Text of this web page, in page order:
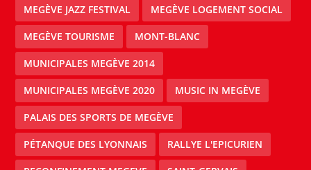
MEGÈVE JAZZ FESTIVAL MEGÈVE LOGEMENT SOCIAL
MEGÈVE TOURISME MONT-BLANC
MUNICIPALES MEGÈVE 2014
MUNICIPALES MEGÈVE 2020 MUSIC IN MEGÈVE
PALAIS DES SPORTS DE MEGÈVE
PÉTANQUE DES LYONNAIS RALLYE L'EPICURIEN